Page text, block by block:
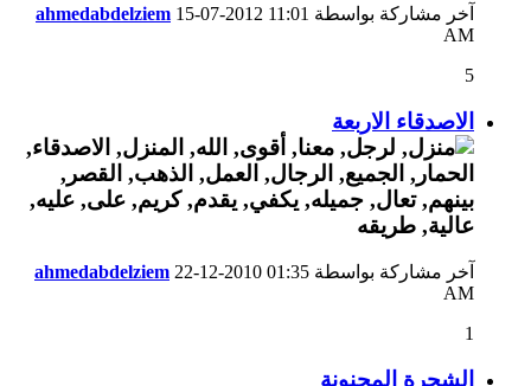
آخر مشاركة بواسطة ahmedabdelziem 15-07-2012 11:01
AM
5
الاصدقاء الاربعة
آخر مشاركة بواسطة ahmedabdelziem 22-12-2010 01:35
AM
1
الشجرة المجنونة